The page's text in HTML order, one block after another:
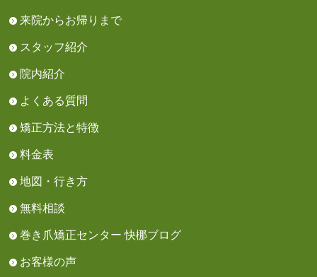
来院からお帰りまで
スタッフ紹介
院内紹介
よくある質問
矯正方法と特徴
料金表
地図・行き方
無料相談
巻き爪矯正センター 快梛ブログ
お客様の声